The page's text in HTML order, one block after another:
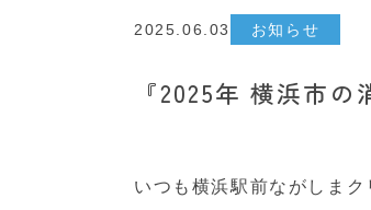
2025.06.03 お知らせ
『2025年 横浜市
いつも横浜駅前ながしま